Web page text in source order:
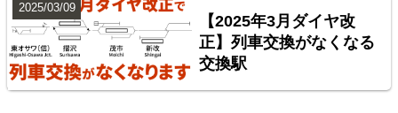
山手線
9
【2025年3月ダイヤ改
正】列車交換がなくなる
交換駅
2025/03/09